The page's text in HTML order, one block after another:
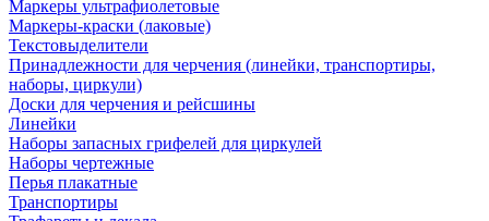
Маркеры ультрафиолетовые
Маркеры-краски (лаковые)
Текстовыделители
Принадлежности для черчения (линейки, транспортиры,
наборы, циркули)
Доски для черчения и рейсшины
Линейки
Наборы запасных грифелей для циркулей
Наборы чертежные
Перья плакатные
Транспортиры